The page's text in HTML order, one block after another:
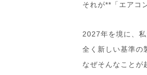
それが**「エアコ
2027年を境に、
全く新しい基準の
なぜそんなことが